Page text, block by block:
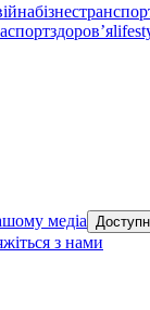
бізнес
спортздоровʼя
медіа
з нами